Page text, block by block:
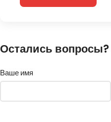
Остались вопросы?
Ваше имя